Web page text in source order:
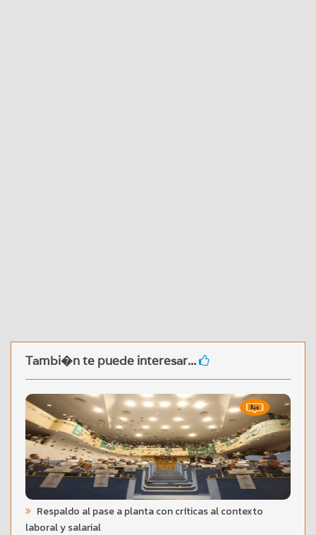
Tambi�n te puede interesar...
Respaldo al pase a planta con críticas al contexto
laboral y salarial